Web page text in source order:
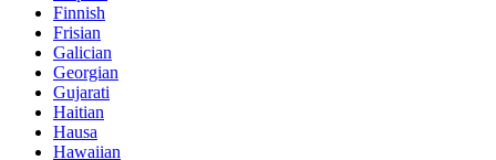
Finnish
Frisian
Galician
Georgian
Gujarati
Haitian
Hausa
Hawaiian